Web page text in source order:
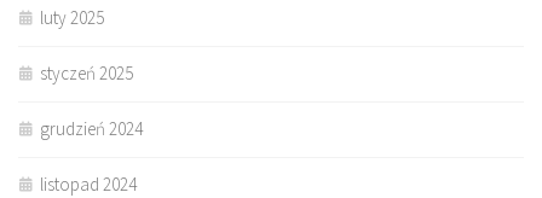
luty 2025
styczeń 2025
grudzień 2024
listopad 2024